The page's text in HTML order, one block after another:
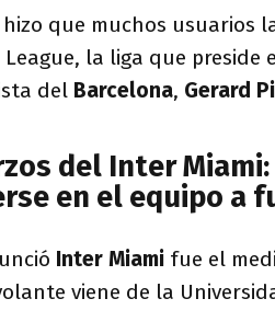
que muchos usuarios
la liga que preside
del Barcelona, Gerard
del Inter
en el equipo a
Inter Miami fue el
viene de la